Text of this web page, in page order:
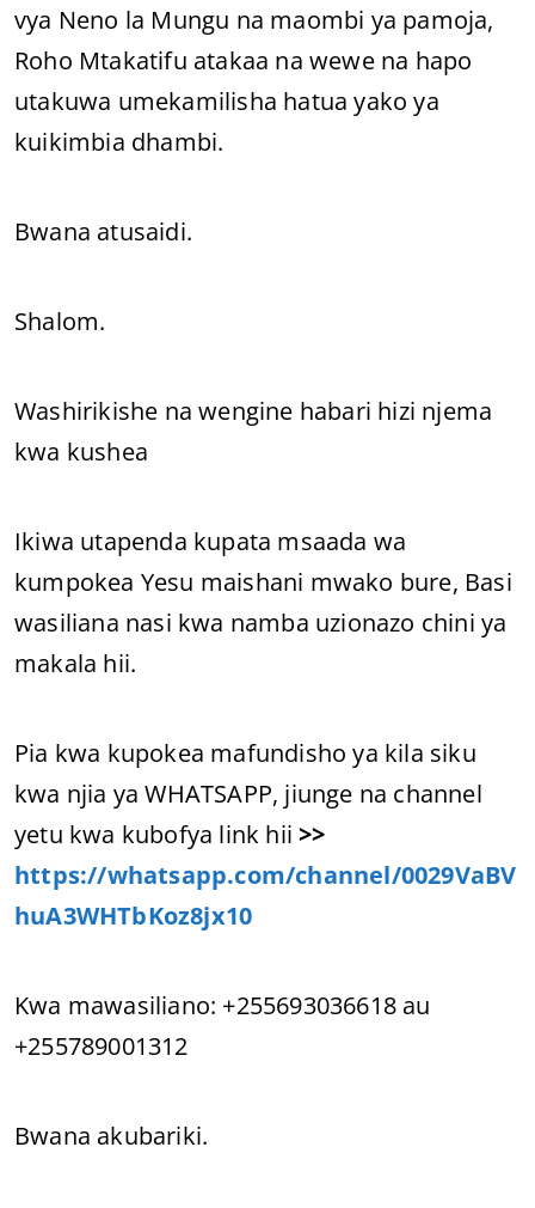
vya Neno la Mungu na maombi ya pamoja,
Roho Mtakatifu atakaa na wewe na hapo
utakuwa umekamilisha hatua yako ya
kuikimbia dhambi.
Bwana atusaidi.
Shalom.
Washirikishe na wengine habari hizi njema
kwa kushea
Ikiwa utapenda kupata msaada wa
kumpokea Yesu maishani mwako bure, Basi
wasiliana nasi kwa namba uzionazo chini ya
makala hii.
Pia kwa kupokea mafundisho ya kila siku
kwa njia ya WHATSAPP, jiunge na channel
yetu kwa kubofya link hii>>
https://whatsapp.com/channel/0029VaBV
huA3WHTbKoz8jx10
Kwa mawasiliano: +255693036618 au
+255789001312
Bwana akubariki.